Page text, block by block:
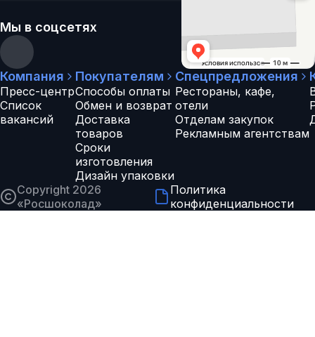
Мы в соцсетях
Компания
Пресс-центр
Список
вакансий
Покупателям
Способы оплаты
Обмен и возврат
Доставка
товаров
Сроки
изготовления
Дизайн упаковки
Спецпредложения
Рестораны, кафе,
отели
Отделам закупок
Рекламным агентствам
Copyright 2026
«Росшоколад»
Политика
конфиденциальности